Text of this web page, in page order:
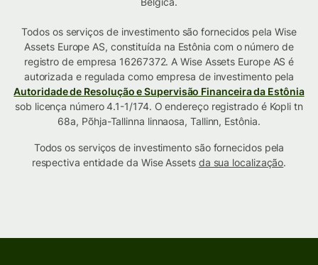
Todos os serviços de investimento são fornecidos pela Wise
Assets Europe AS, constituída na Estônia com o número de
registro de empresa 16267372. A Wise Assets Europe AS é
autorizada e regulada como empresa de investimento pela
Autoridade de Resolução e Supervisão Financeira da Estônia
sob licença número 4.1-1/174. O endereço registrado é Kopli tn
68a, Põhja-Tallinna linnaosa, Tallinn, Estônia.
Todos os serviços de investimento são fornecidos pela
respectiva entidade da Wise Assets da sua localização.